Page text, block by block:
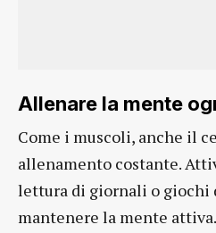
Allenare la mente
Come i muscoli, anche il
allenamento costante.
lettura di giornali o giochi
mantenere la mente